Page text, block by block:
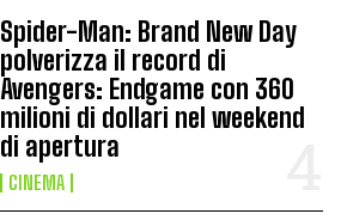
Spider-Man: Brand New Day
polverizza il record di
Avengers: Endgame con 360
milioni di dollari nel weekend
di apertura
CINEMA